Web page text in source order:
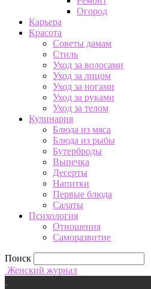
Огород
Карьера
Красота
Советы дамам
Стиль
Уход за волосами
Уход за лицом
Уход за ногами
Уход за руками
Уход за телом
Кулинария
Блюда из мяса
Блюда из рыбы
Бутерброды
Выпечка
Десерты
Напитки
Первые блюда
Салаты
Психология
Отношения
Саморазвитие
Поиск
Женский журнал